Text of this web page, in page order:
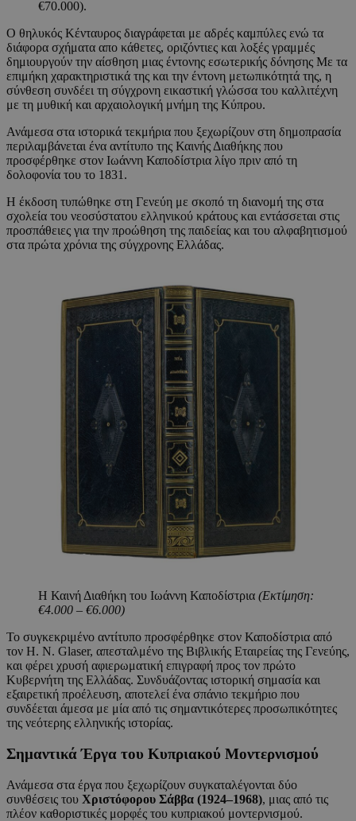
€70.000).
Ο θηλυκός Κένταυρος διαγράφεται με αδρές καμπύλες ενώ τα
διάφορα σχήματα απο κάθετες, οριζόντιες και λοξές γραμμές
δημιουργούν την αίσθηση μιας έντονης εσωτερικής δόνησης Με τα
επιμήκη χαρακτηριστικά της και την έντονη μετωπικότητά της, η
σύνθεση συνδέει τη σύγχρονη εικαστική γλώσσα του καλλιτέχνη
με τη μυθική και αρχαιολογική μνήμη της Κύπρου.
Ανάμεσα στα ιστορικά τεκμήρια που ξεχωρίζουν στη δημοπρασία
περιλαμβάνεται ένα αντίτυπο της Καινής Διαθήκης που
προσφέρθηκε στον Ιωάννη Καποδίστρια λίγο πριν από τη
δολοφονία του το 1831.
Η έκδοση τυπώθηκε στη Γενεύη με σκοπό τη διανομή της στα
σχολεία του νεοσύστατου ελληνικού κράτους και εντάσσεται στις
προσπάθειες για την προώθηση της παιδείας και του αλφαβητισμού
στα πρώτα χρόνια της σύγχρονης Ελλάδας.
Η Καινή Διαθήκη του Ιωάννη Καποδίστρια (Εκτίμηση:
€4.000 – €6.000)
Το συγκεκριμένο αντίτυπο προσφέρθηκε στον Καποδίστρια από
τον H. N. Glaser, απεσταλμένο της Βιβλικής Εταιρείας της Γενεύης,
και φέρει χρυσή αφιερωματική επιγραφή προς τον πρώτο
Κυβερνήτη της Ελλάδας. Συνδυάζοντας ιστορική σημασία και
εξαιρετική προέλευση, αποτελεί ένα σπάνιο τεκμήριο που
συνδέεται άμεσα με μία από τις σημαντικότερες προσωπικότητες
της νεότερης ελληνικής ιστορίας.
Σημαντικά Έργα του Κυπριακού Μοντερνισμού
Ανάμεσα στα έργα που ξεχωρίζουν συγκαταλέγονται δύο
συνθέσεις του Χριστόφορου Σάββα (1924–1968), μιας από τις
πλέον καθοριστικές μορφές του κυπριακού μοντερνισμού.